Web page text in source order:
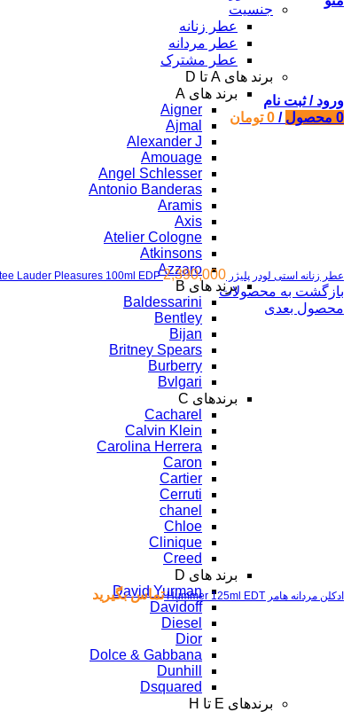
ورود / ثبت نام
0 محصول /
0 تومان
جنسیت
عطر زنانه
عطر مردانه
عطر مشترک
برند های A تا D
برند های A
Aigner
Ajmal
Alexander J
Amouage
Angel Schlesser
Antonio Banderas
Aramis
Axis
Atelier Cologne
Atkinsons
Azzaro
برند های B
Baldessarini
Bentley
Bijan
Britney Spears
Burberry
Bvlgari
برندهای C
Cacharel
Calvin Klein
Carolina Herrera
Caron
Cartier
Cerruti
chanel
Chloe
Clinique
Creed
برند های D
David Yurman
Davidoff
Diesel
Dior
Dolce & Gabbana
Dunhill
Dsquared
برندهای E تا H
عطر زنانه استی لودر پلیژر Estee Lauder Pleasures 100ml EDP 2,390,000
بازگشت به محصولات
محصول بعدی
ادکلن مردانه هامر Hummer 125ml EDT تماس بگیرید